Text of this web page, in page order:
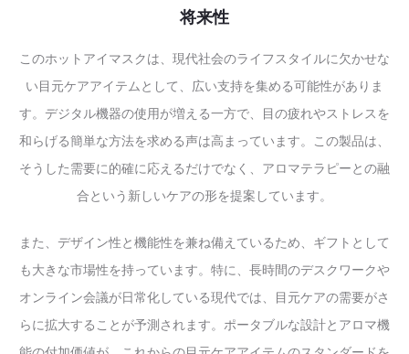
将来性
このホットアイマスクは、現代社会のライフスタイルに欠かせな
い目元ケアアイテムとして、広い支持を集める可能性がありま
す。デジタル機器の使用が増える一方で、目の疲れやストレスを
和らげる簡単な方法を求める声は高まっています。この製品は、
そうした需要に的確に応えるだけでなく、アロマテラピーとの融
合という新しいケアの形を提案しています。
また、デザイン性と機能性を兼ね備えているため、ギフトとして
も大きな市場性を持っています。特に、長時間のデスクワークや
オンライン会議が日常化している現代では、目元ケアの需要がさ
らに拡大することが予測されます。ポータブルな設計とアロマ機